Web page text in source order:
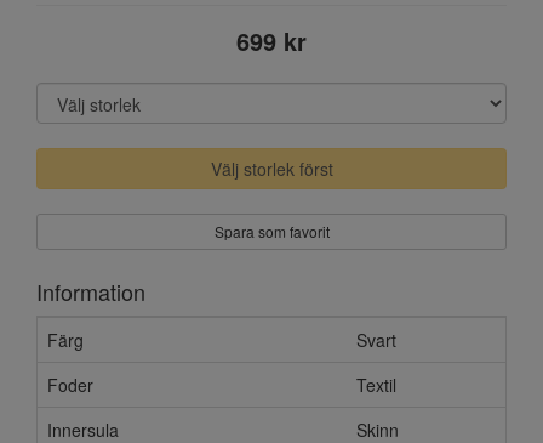
699 kr
Välj storlek först
Spara som favorit
Information
Färg
Svart
Foder
Textil
Innersula
Skinn